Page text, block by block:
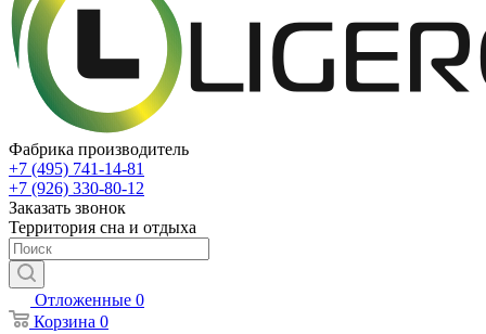
Фабрика производитель
+7 (495) 741-14-81
+7 (926) 330-80-12
Заказать звонок
Территория сна и отдыха
Отложенные 0
Корзина 0